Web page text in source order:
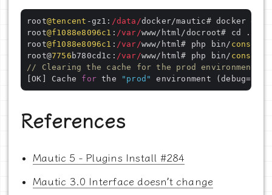
root@tencent -gz1: /data/docker/mautic# docker
root@f1088e8096c1 : /var/www/html/docroot# cd ..
root@f1088e8096c1 : /var/www/html# php bin/ console
root@7756 b780cd1c: /var/www/html# php bin/ console
// Clearing the cache for the prod environment
[OK] Cache for the "prod" environment (debug=
References
Mautic 5 - Plugins Install #284
Mautic 3.0 Interface doesn’t change